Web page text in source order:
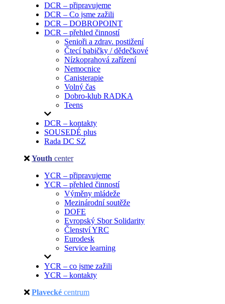
DCR – připravujeme
DCR – Co jsme zažili
DCR – DOBROPOINT
DCR – přehled činností
Senioři a zdrav. postižení
Čtecí babičky / dědečkové
Nízkoprahová zařízení
Nemocnice
Canisterapie
Volný čas
Dobro-klub RADKA
Teens
DCR – kontakty
SOUSEDÉ plus
Rada DC SZ
Youth center
YCR – připravujeme
YCR – přehled činností
Výměny mládeže
Mezinárodní soutěže
DOFE
Evropský Sbor Solidarity
Členství YRC
Eurodesk
Service learning
YCR – co jsme zažili
YCR – kontakty
Plavecké centrum